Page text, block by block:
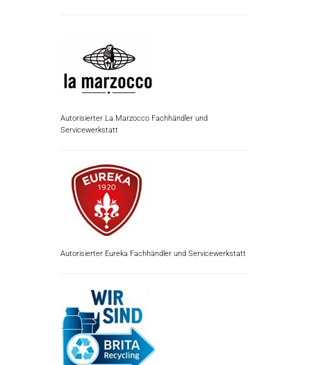
Autorisierter La Marzocco Fachhändler und
Servicewerkstatt
Autorisierter Eureka Fachhändler und Servicewerkstatt